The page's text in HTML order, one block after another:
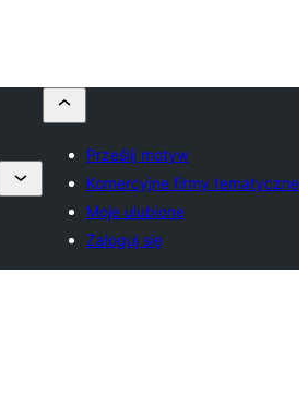
Prześlij motyw
Komercyjne firmy tematyczne
Moje ulubione
Zaloguj się